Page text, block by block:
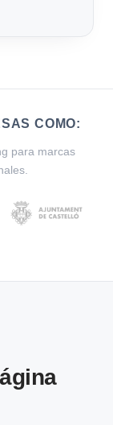
COMO:
para marcas